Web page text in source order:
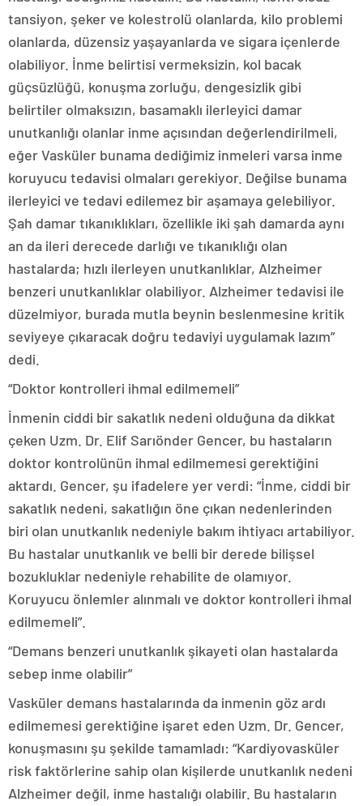
tansiyon, şeker ve kolestrolü olanlarda, kilo problemi
olanlarda, düzensiz yaşayanlarda ve sigara içenlerde
olabiliyor. İnme belirtisi vermeksizin, kol bacak
güçsüzlüğü, konuşma zorluğu, dengesizlik gibi
belirtiler olmaksızın, basamaklı ilerleyici damar
unutkanlığı olanlar inme açısından değerlendirilmeli,
eğer Vasküler bunama dediğimiz inmeleri varsa inme
koruyucu tedavisi olmaları gerekiyor. Değilse bunama
ilerleyici ve tedavi edilemez bir aşamaya gelebiliyor.
Şah damar tıkanıklıkları, özellikle iki şah damarda aynı
an da ileri derecede darlığı ve tıkanıklığı olan
hastalarda; hızlı ilerleyen unutkanlıklar, Alzheimer
benzeri unutkanlıklar olabiliyor. Alzheimer tedavisi ile
düzelmiyor, burada mutla beynin beslenmesine kritik
seviyeye çıkaracak doğru tedaviyi uygulamak lazım”
dedi.
“Doktor kontrolleri ihmal edilmemeli”
İnmenin ciddi bir sakatlık nedeni olduğuna da dikkat
çeken Uzm. Dr. Elif Sarıönder Gencer, bu hastaların
doktor kontrolünün ihmal edilmemesi gerektiğini
aktardı. Gencer, şu ifadelere yer verdi: “İnme, ciddi bir
sakatlık nedeni, sakatlığın öne çıkan nedenlerinden
biri olan unutkanlık nedeniyle bakım ihtiyacı artabiliyor.
Bu hastalar unutkanlık ve belli bir derede bilişsel
bozukluklar nedeniyle rehabilite de olamıyor.
Koruyucu önlemler alınmalı ve doktor kontrolleri ihmal
edilmemeli”.
“Demans benzeri unutkanlık şikayeti olan hastalarda
sebep inme olabilir”
Vasküler demans hastalarında da inmenin göz ardı
edilmemesi gerektiğine işaret eden Uzm. Dr. Gencer,
konuşmasını şu şekilde tamamladı: “Kardiyovasküler
risk faktörlerine sahip olan kişilerde unutkanlık nedeni
Alzheimer değil, inme hastalığı olabilir. Bu hastaların